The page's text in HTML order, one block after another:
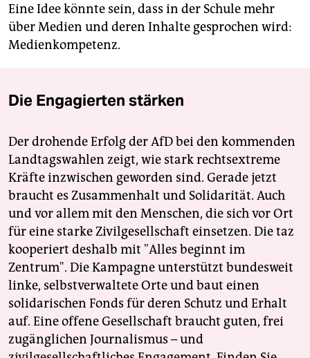
Eine Idee könnte sein, dass in der Schule mehr
über Medien und deren Inhalte gesprochen wird:
Medienkompetenz.
Die Engagierten stärken
Der drohende Erfolg der AfD bei den kommenden
Landtagswahlen zeigt, wie stark rechtsextreme
Kräfte inzwischen geworden sind. Gerade jetzt
braucht es Zusammenhalt und Solidarität. Auch
und vor allem mit den Menschen, die sich vor Ort
für eine starke Zivilgesellschaft einsetzen. Die taz
kooperiert deshalb mit "Alles beginnt im
Zentrum". Die Kampagne unterstützt bundesweit
linke, selbstverwaltete Orte und baut einen
solidarischen Fonds für deren Schutz und Erhalt
auf. Eine offene Gesellschaft braucht guten, frei
zugänglichen Journalismus – und